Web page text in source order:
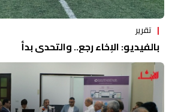
تقرير
بالفيديو: الإخاء رجع.. والتحدي بدأ